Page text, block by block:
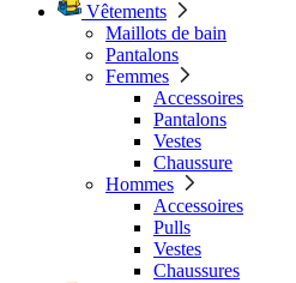
Vêtements
Maillots de bain
Pantalons
Femmes
Accessoires
Pantalons
Vestes
Chaussure
Hommes
Accessoires
Pulls
Vestes
Chaussures